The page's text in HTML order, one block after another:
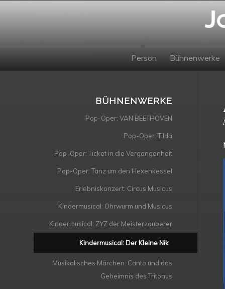
Person Bühnenwerke
BÜHNENWERKE
Pop-Oper: VAN BEETHOVEN
Pop-Oper: Tilda
Pop-Oper: Ticket in die Vergangenheit
Pop-Oper: Tanz um den Hexenkessel
Erlebniskonzert: Circus Musicus
Kindermusical: Ohrwurm und Musicus
Kindermusical: ZYZ der Meisterzauberer
Kindermusical: Der Kleine Nik
Musikalisches Märchen: Canto und das
Geheimnis des Tritonus